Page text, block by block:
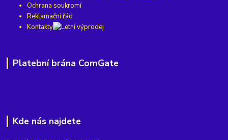
Ochrana soukromí
Reklamační řád
Kontakty
Platební brána ComGate
Kde nás najdete